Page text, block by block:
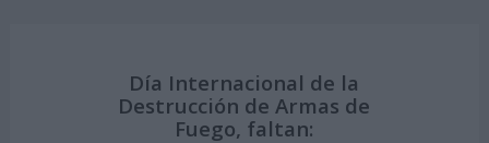
Día Internacional de la
Destrucción de Armas de
Fuego, faltan: